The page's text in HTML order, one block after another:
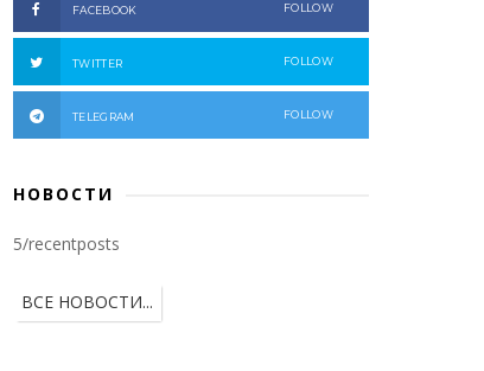
FACEBOOK FOLLOW
TWITTER FOLLOW
TELEGRAM FOLLOW
НОВОСТИ
5/recentposts
ВСЕ НОВОСТИ...